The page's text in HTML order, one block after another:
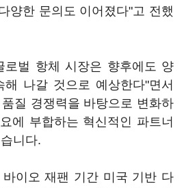
양한 문의도 이어졌다"고 전했
로벌 항체 시장은 향후에도 양
나갈 것으로 예상한다"면서
질 경쟁력을 바탕으로 변화하
에 부합하는 혁신적인 파트너
니다.
바이오 재팬 기간 미국 기반 다